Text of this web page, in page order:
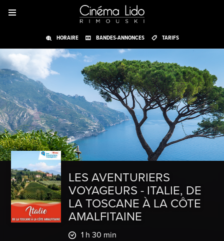
HORAIRE BANDES-ANNONCES TARIFS
LES AVENTURIERS
VOYAGEURS - ITALIE, DE
LA TOSCANE À LA CÔTE
AMALFITAINE
1 h 30 min